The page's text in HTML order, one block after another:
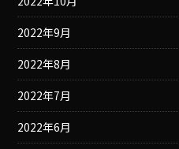
2022年9月
2022年8月
2022年7月
2022年6月